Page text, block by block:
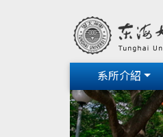
系所介紹